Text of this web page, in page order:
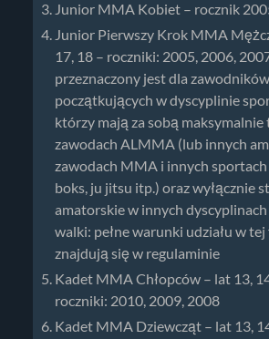
Junior MMA Kobiet – rocznik
Junior Pierwszy Krok MMA
17, 18 – roczniki: 2005, 2006,
przeznaczony jest dla zawodników
początkujących w dyscyplinie
którzy mają za sobą
zawodach ALMMA (lub innych
zawodach MMA i innych
boks, ju jitsu itp.) oraz wyłącznie
amatorskie w innych
walki: pełne warunki udziału w
znajdują się w regulaminie
Kadet MMA Chłopców – lat 13,
roczniki: 2010, 2009, 2008
Kadet MMA Dziewcząt – lat 13,